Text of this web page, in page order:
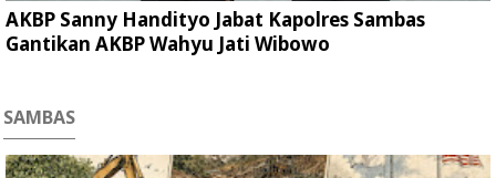
AKBP Sanny Handityo Jabat Kapolres Sambas
Gantikan AKBP Wahyu Jati Wibowo
SAMBAS